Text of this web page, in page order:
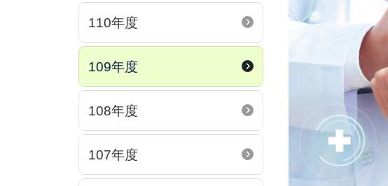
110年度
109年度
108年度
107年度